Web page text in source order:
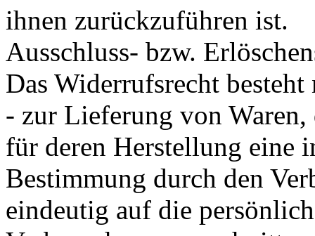
ihnen zurückzuführen ist.
Ausschluss- bzw.
Das Widerrufsrecht
- zur Lieferung von
für deren Herstellung eine
Bestimmung durch den
eindeutig auf die